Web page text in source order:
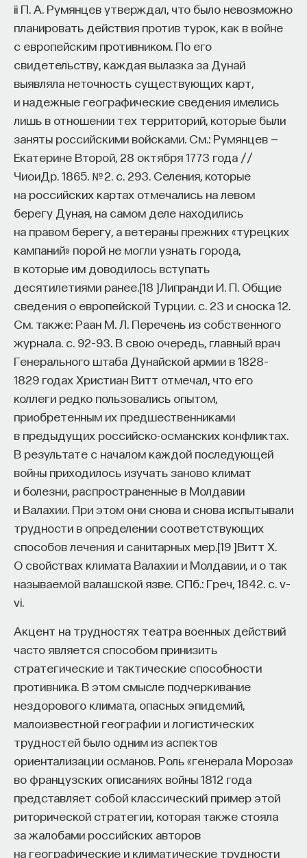
ii П. А. Румянцев утверждал, что было невозможно
планировать действия против турок, как в войне
с европейским противником. По его
свидетельству, каждая вылазка за Дунай
выявляла неточность существующих карт,
и надежные географические сведения имелись
лишь в отношении тех территорий, которые были
заняты российскими войсками. См.: Румянцев —
Екатерине Второй, 28 октября 1773 года //
ЧиоиДр. 1865. № 2. с. 293. Селения, которые
на российских картах отмечались на левом
берегу Дуная, на самом деле находились
на правом берегу, а ветераны прежних «турецких
кампаний» порой не могли узнать города,
в которые им доводилось вступать
десятилетиями ранее.[18 ]Липранди И. П. Общие
сведения о европейской Турции. с. 23 и сноска 12.
См. также: Раан М. Л. Перечень из собственного
журнала. с. 92–93. В свою очередь, главный врач
Генерального штаба Дунайской армии в 1828–
1829 годах Христиан Витт отмечал, что его
коллеги редко пользовались опытом,
приобретенным их предшественниками
в предыдущих российско-османских конфликтах.
В результате с началом каждой последующей
войны приходилось изучать заново климат
и болезни, распространенные в Молдавии
и Валахии. При этом они снова и снова испытывали
трудности в определении соответствующих
способов лечения и санитарных мер.[19]Витт Х.
О свойствах климата Валахии и Молдавии, и о так
называемой валашской язве. СПб.: Греч, 1842. с. v–
vi.
Акцент на трудностях театра военных действий
часто является способом принизить
стратегические и тактические способности
противника. В этом смысле подчеркивание
нездорового климата, опасных эпидемий,
малоизвестной географии и логистических
трудностей было одним из аспектов
ориентализации османов. Роль «генерала Мороза»
во французских описаниях войны 1812 года
представляет собой классический пример этой
риторической стратегии, которая также стояла
за жалобами российских авторов
на географические и климатические трудности